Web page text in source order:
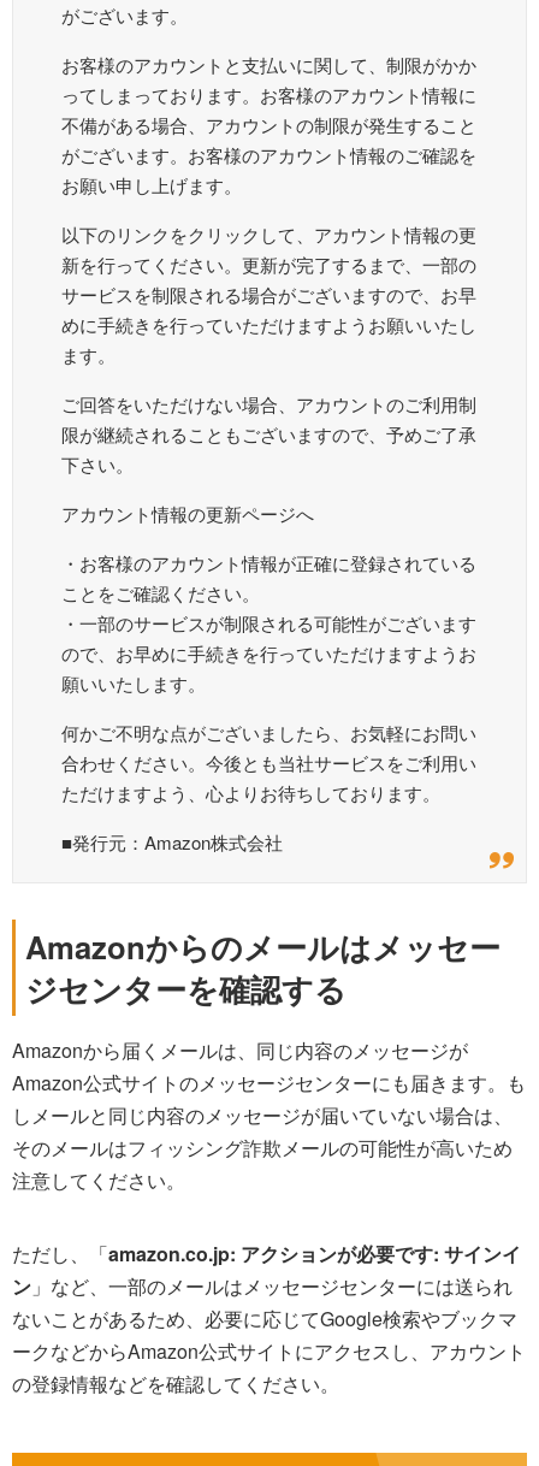
がございます。
お客様のアカウントと支払いに関して、制限がかか
ってしまっております。お客様のアカウント情報に
不備がある場合、アカウントの制限が発生すること
がございます。お客様のアカウント情報のご確認を
お願い申し上げます。
以下のリンクをクリックして、アカウント情報の更
新を行ってください。更新が完了するまで、一部の
サービスを制限される場合がございますので、お早
めに手続きを行っていただけますようお願いいたし
ます。
ご回答をいただけない場合、アカウントのご利用制
限が継続されることもございますので、予めご了承
下さい。
アカウント情報の更新ページへ
・お客様のアカウント情報が正確に登録されている
ことをご確認ください。
・一部のサービスが制限される可能性がございます
ので、お早めに手続きを行っていただけますようお
願いいたします。
何かご不明な点がございましたら、お気軽にお問い
合わせください。今後とも当社サービスをご利用い
ただけますよう、心よりお待ちしております。
■発行元：Amazon株式会社
Amazonからのメールはメッセー
ジセンターを確認する
Amazonから届くメールは、同じ内容のメッセージが
Amazon公式サイトのメッセージセンターにも届きます。も
しメールと同じ内容のメッセージが届いていない場合は、
そのメールはフィッシング詐欺メールの可能性が高いため
注意してください。
ただし、「amazon.co.jp: アクションが必要です: サインイ
ン 」など、一部のメールはメッセージセンターには送られ
ないことがあるため、必要に応じてGoogle検索やブックマ
ークなどからAmazon公式サイトにアクセスし、アカウント
の登録情報などを確認してください。